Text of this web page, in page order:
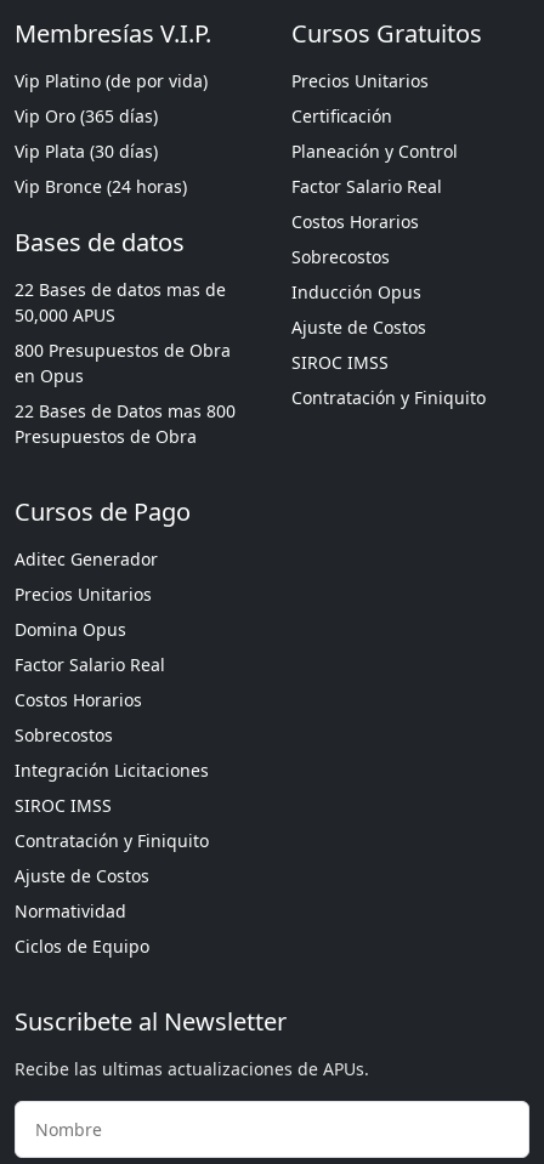
Membresías V.I.P.
Vip Platino (de por vida)
Vip Oro (365 días)
Vip Plata (30 días)
Vip Bronce (24 horas)
Bases de datos
22 Bases de datos mas de
50,000 APUS
800 Presupuestos de Obra
en Opus
22 Bases de Datos mas 800
Presupuestos de Obra
Cursos Gratuitos
Precios Unitarios
Certificación
Planeación y Control
Factor Salario Real
Costos Horarios
Sobrecostos
Inducción Opus
Ajuste de Costos
SIROC IMSS
Contratación y Finiquito
Cursos de Pago
Aditec Generador
Precios Unitarios
Domina Opus
Factor Salario Real
Costos Horarios
Sobrecostos
Integración Licitaciones
SIROC IMSS
Contratación y Finiquito
Ajuste de Costos
Normatividad
Ciclos de Equipo
Suscribete al Newsletter
Recibe las ultimas actualizaciones de APUs.